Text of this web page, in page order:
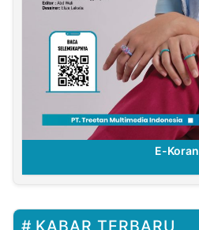
E-Koran
KABAR TERBARU